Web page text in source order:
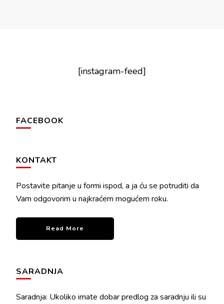
[instagram-feed]
FACEBOOK
KONTAKT
Postavite pitanje u formi ispod, a ja ću se potruditi da
Vam odgovorim u najkraćem mogućem roku.
Read More
SARADNJA
Saradnja: Ukoliko imate dobar predlog za saradnju ili su